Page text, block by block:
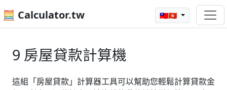
🧮 Calculator.tw 🇹🇼🇭🇰
9 房屋貸款計算機
這組「房屋貸款」計算器工具可以幫助您輕鬆計算貸款金